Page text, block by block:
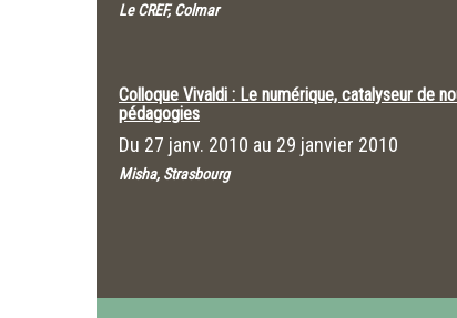
Le CREF, Colmar
Colloque Vivaldi : Le numérique, catalyseur de
pédagogies
Du 27 janv. 2010 au 29 janvier 2010
Misha, Strasbourg